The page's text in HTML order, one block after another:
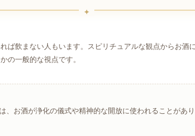
ば飲まない人もいます。スピリチュアルな観点からお
の一般的な視点です。
、お酒が浄化の儀式や精神的な開放に使われることがあ